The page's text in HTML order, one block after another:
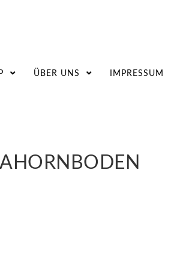
ÜBER UNS IMPRESSUM